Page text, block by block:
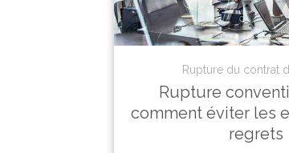
Rupture du contrat
Rupture
comment éviter les
regrets